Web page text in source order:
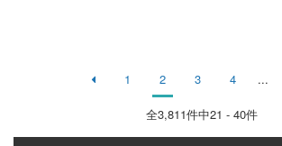
1 2 3 4 ...
全3,811件中21 - 40件